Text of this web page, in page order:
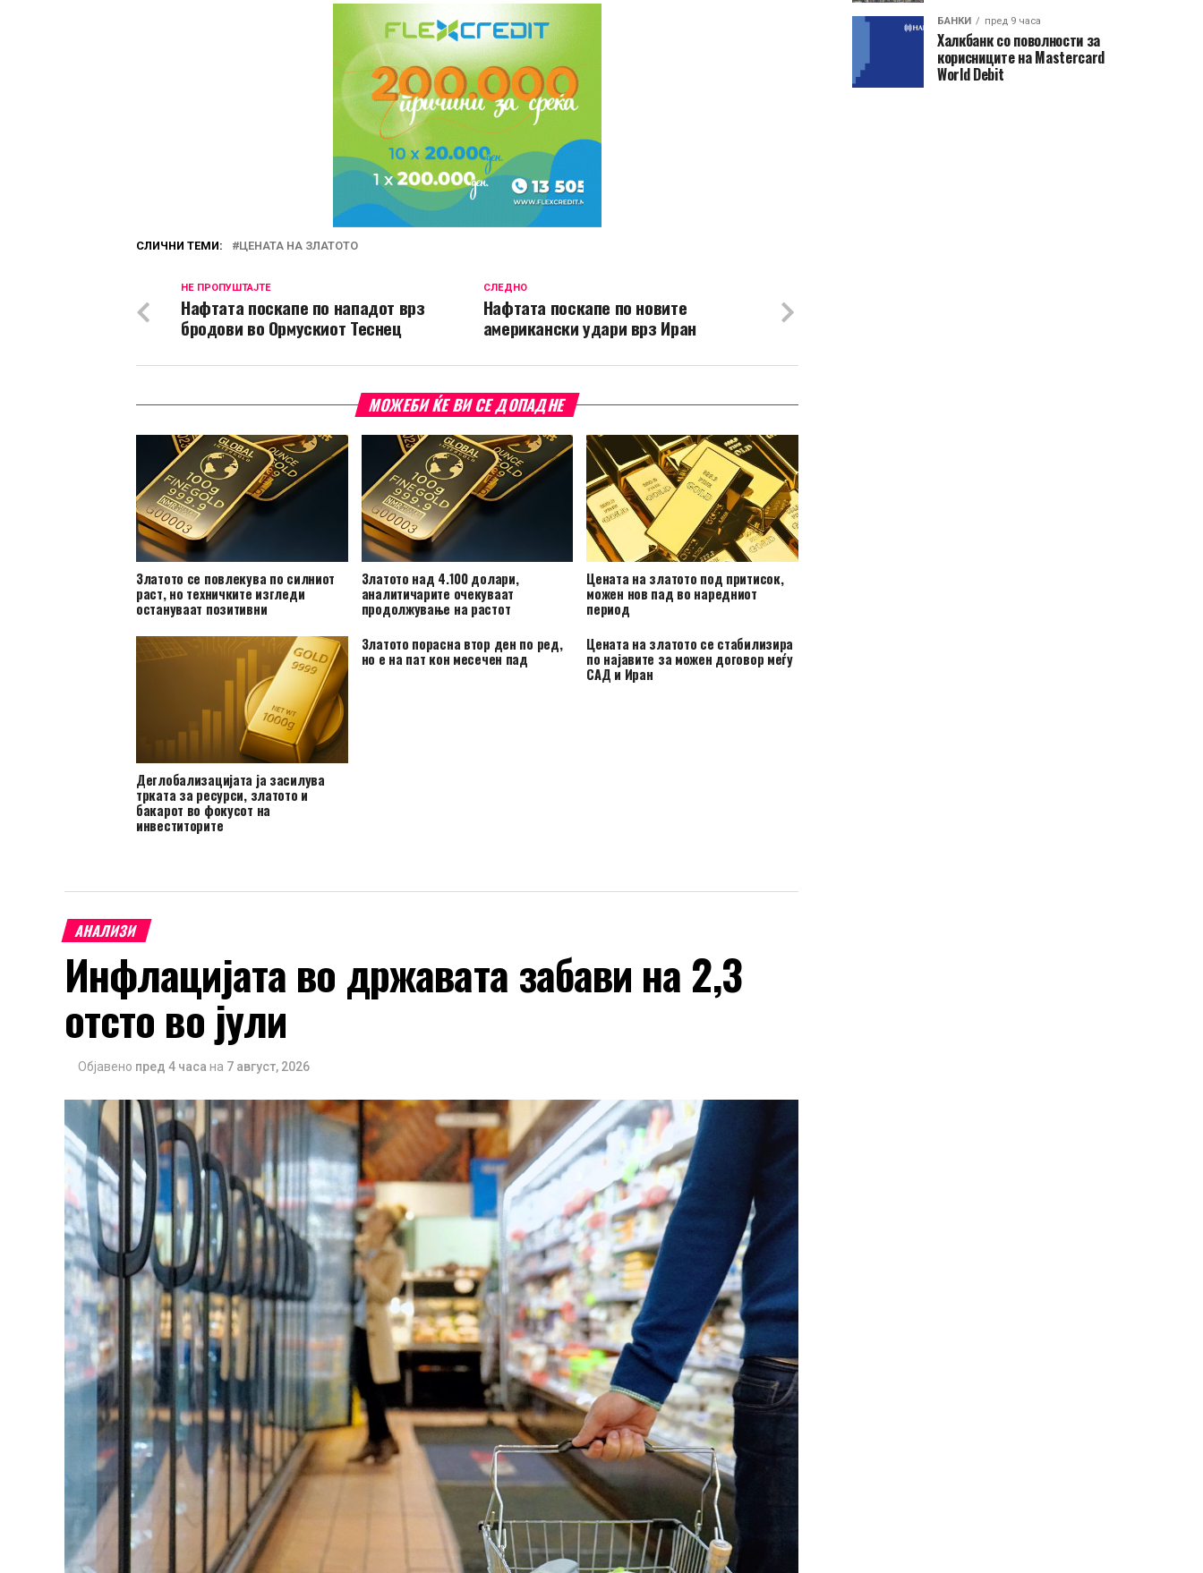
СЛИЧНИ ТЕМИ: ЦЕНАТА НА ЗЛАТОТО
СЛЕДНО
Нафтата поскапе по новите
американски удари врз Иран
НЕ ПРОПУШТАЈТЕ
Нафтата поскапе по нападот врз
бродови во Ормускиот Теснец
МОЖЕБИ ЌЕ ВИ СЕ ДОПАДНЕ
Златото се повлекува по силниот
раст, но техничките изгледи
остануваат позитивни
Златото над 4.100 долари,
аналитичарите очекуваат
продолжување на растот
Цената на златото под притисок,
можен нов пад во наредниот
период
Деглобализацијата ја засилува
трката за ресурси, златото и
бакарот во фокусот на
инвеститорите
Златото порасна втор ден по ред,
но е на пат кон месечен пад
Цената на златото се стабилизира
по најавите за можен договор меѓу
САД и Иран
АНАЛИЗИ
Инфлацијата во државата забави на 2,3
отсто во јули
Објавено пред 4 часа на 7 август, 2026
БАНКИ пред 9 часа
Халкбанк со поволности за
корисниците на Mastercard
World Debit